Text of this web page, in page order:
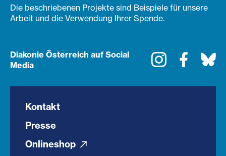
Die beschriebenen Projekte sind Beispiele für unsere
Arbeit und die Verwendung Ihrer Spende.
Diakonie Österreich auf Social
Media
Instagram
Kontakt
Presse
Onlineshop